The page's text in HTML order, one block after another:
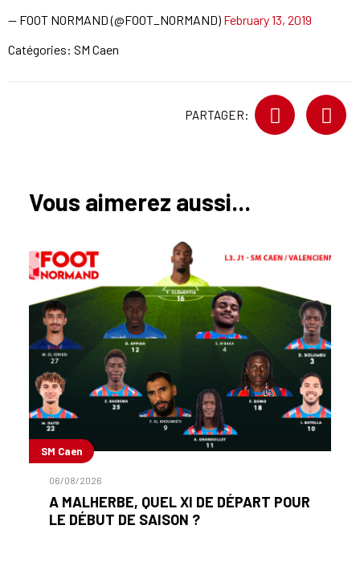
— FOOT NORMAND (@FOOT_NORMAND) February 13, 2019
Catégories: SM Caen
PARTAGER:
Vous aimerez aussi...
SM Caen
06/08/2026
A MALHERBE, QUEL XI DE DÉPART POUR
LE DÉBUT DE SAISON ?